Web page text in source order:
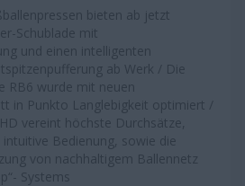
bieten ab jetzt
Schublade mit
und einen intelligenten
ab Werk / Die
RB6 wurde mit neuen
in Punkto Langlebigkeit optimiert /
vereint höchste Durchsätze,
Bedienung, sowie die
von nachhaltigem Ballennetz
Systems